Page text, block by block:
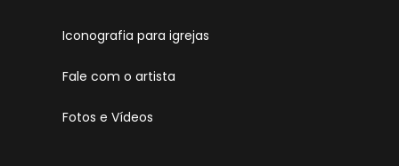
Iconografia para igrejas
Fale com o artista
Fotos e Vídeos